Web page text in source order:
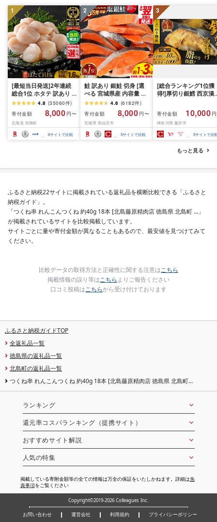
1
[最短当日発送]2年連続
総合1位 ホタテ 訳あり (
ふるさと納税 ほたて ふ
るさと納税 訳あり 帆立
ふるさと わけあり ホタ
テ貝柱 貝 人気 不揃い 刺
身 規格外 魚介 ランキン
グ 海鮮 冷凍 発送時期が
4.8 (35060件)
寄付金額
8,000 円〜
北海道 別海町
6サイトで比較
2
鮭 訳あり 銀鮭 切身 [選
べる 宮城県産 内容量 発
送回数 発送月] [宮城東洋
宮城県 気仙沼市
20566318] 宮城県産 海
鮮 訳アリ 規格外 不揃い
さけ サケ 鮭切身 シャケ
切り身 冷凍 家庭用 おか
4.6 (6182件)
寄付金額
8,000 円〜
宮城県 気仙沼市
5サイトで比較
3
[総合ランキング1位獲
得!]厚切り銀鱈 西京漬
約 1,000g (約 100g ×
切) 西京味噌 西京みそ
噌漬け みそ 味噌 鮮魚
介 銀だら 銀ダラ ギン
ラ ぎんだら 鱈 タラ 魚
西京焼き 西京漬 西京
き 冷凍 厳選 鮮魚 漬け
礼品 おかず おつまみ
南 藤沢
寄付金額 10,000
神奈川県 藤沢市
5サイトで比
もっと見る
ふるさと納税22サイトに掲載されている返礼品を横断比較できる「ふるさと
納税ガイド」。
「つくね串 れんこんつくね 約40g 18本 [北島藤原精肉店 徳島県 北島町 …」
が掲載されているサイトを比較掲載しています。
サイトごとに量や寄付金額が異なることもあるので、最安値を見つけてみて
ください。
比較データの取得方法と正確性に関する注意はこちら
掲載情報の誤り等はこちらよりご報告ください
口コミ投稿はこちらから受け付けております
ふるさと納税ガイドTOP
全返礼品一覧
徳島県の返礼品一覧
北島町の返礼品一覧
つくね串 れんこんつくね 約40g 18本 [北島藤原精肉店 徳島県 北島町
ランキング
還元率コスパランキング（提携サイト）
おすすめサイト解説
人気の特集
掲載している寄附金額等の全ての情報は万全の保証をいたしかねます。詳細は免
責事項をご覧ください
Copyright©2019-2026 Colleagues Inc.
お問い合わせ 運営会社 利用規約 プライバシーポリシー